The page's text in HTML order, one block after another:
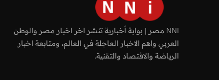
NNI مصر | بوابة أخبارية تنشر اخر اخبار مصر والوطن
العربي واهم الاخبار العاجلة في العالم، ومتابعة اخبار
الرياضة والاقتصاد والتقنية.